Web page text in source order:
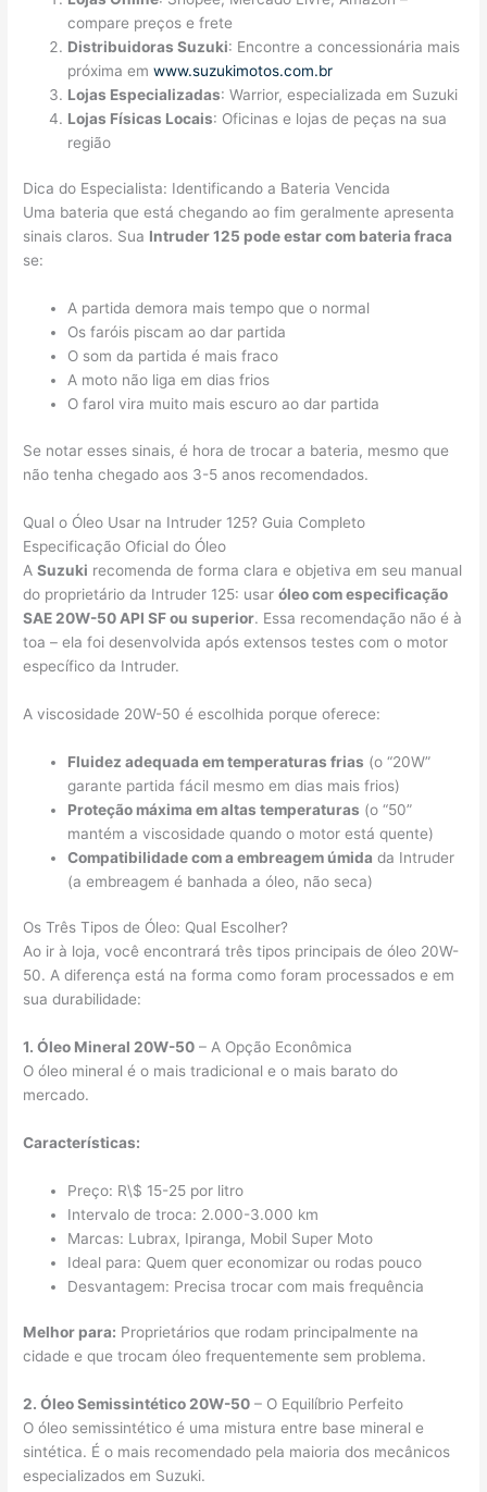
compare preços e frete
Distribuidoras Suzuki: Encontre a concessionária mais
próxima emwww.suzukimotos.com.br
Lojas Especializadas: Warrior, especializada em Suzuki
Lojas Físicas Locais: Oficinas e lojas de peças na sua
região
Dica do Especialista: Identificando a Bateria Vencida
Uma bateria que está chegando ao fim geralmente apresenta
sinais claros. Sua Intruder 125 pode estar com bateria fraca
se:
A partida demora mais tempo que o normal
Os faróis piscam ao dar partida
O som da partida é mais fraco
A moto não liga em dias frios
O farol vira muito mais escuro ao dar partida
Se notar esses sinais, é hora de trocar a bateria, mesmo que
não tenha chegado aos 3-5 anos recomendados.
Qual o Óleo Usar na Intruder 125? Guia Completo
Especificação Oficial do Óleo
ASuzuki recomenda de forma clara e objetiva em seu manual
do proprietário da Intruder 125: usaróleo com especificação
SAE 20W-50 API SF ou superior. Essa recomendação não é à
toa – ela foi desenvolvida após extensos testes com o motor
específico da Intruder.
A viscosidade 20W-50 é escolhida porque oferece:
Fluidez adequada em temperaturas frias (o “20W”
garante partida fácil mesmo em dias mais frios)
Proteção máxima em altas temperaturas (o “50”
mantém a viscosidade quando o motor está quente)
Compatibilidade com a embreagem úmida da Intruder
(a embreagem é banhada a óleo, não seca)
Os Três Tipos de Óleo: Qual Escolher?
Ao ir à loja, você encontrará três tipos principais de óleo 20W-
50. A diferença está na forma como foram processados e em
sua durabilidade:
1. Óleo Mineral 20W-50 – A Opção Econômica
O óleo mineral é o mais tradicional e o mais barato do
mercado.
Características:
Preço: R\$ 15-25 por litro
Intervalo de troca: 2.000-3.000 km
Marcas: Lubrax, Ipiranga, Mobil Super Moto
Ideal para: Quem quer economizar ou rodas pouco
Desvantagem: Precisa trocar com mais frequência
Melhor para: Proprietários que rodam principalmente na
cidade e que trocam óleo frequentemente sem problema.
2. Óleo Semissintético 20W-50 – O Equilíbrio Perfeito
O óleo semissintético é uma mistura entre base mineral e
sintética. É o mais recomendado pela maioria dos mecânicos
especializados em Suzuki.